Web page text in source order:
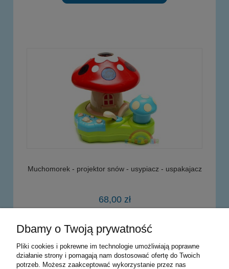
Muchomorek - projektor snów - usypiacz - uspakajacz
68,00 zł
do koszyka
Dbamy o Twoją prywatność
Pliki cookies i pokrewne im technologie umożliwiają poprawne
działanie strony i pomagają nam dostosować ofertę do Twoich
potrzeb. Możesz zaakceptować wykorzystanie przez nas